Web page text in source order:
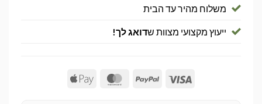
משלוח מהיר עד הבית
ייעוץ מקצועי מצוות שדואג לך!
Visa
PayPal
MasterCard
Apple